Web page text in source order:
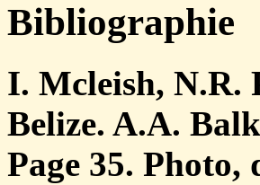
Bibliographie
I. Mcleish, N.R.
Belize. A.A.
Page 35. Photo,